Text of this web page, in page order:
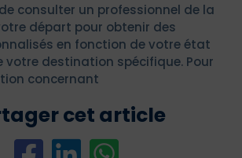
consulter un professionnel de la
départ pour obtenir des
en fonction de votre état
votre destination spécifique. Pour
concernant
cet article